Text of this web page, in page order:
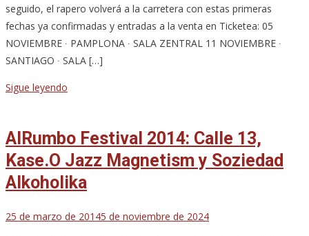
seguido, el rapero volverá a la carretera con estas primeras
fechas ya confirmadas y entradas a la venta en Ticketea: 05
NOVIEMBRE ∙ PAMPLONA ∙ SALA ZENTRAL 11 NOVIEMBRE ∙
SANTIAGO ∙ SALA […]
Sigue leyendo
AlRumbo Festival 2014: Calle 13,
Kase.O Jazz Magnetism y Soziedad
Alkoholika
25 de marzo de 20145 de noviembre de 2024